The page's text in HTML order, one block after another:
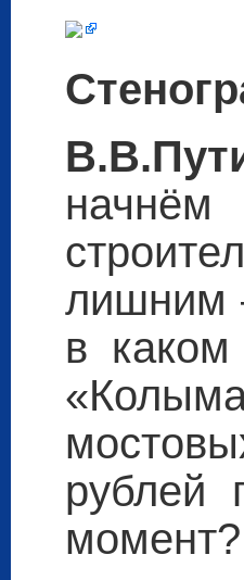
начнём
лишним
в
рублей
момент?